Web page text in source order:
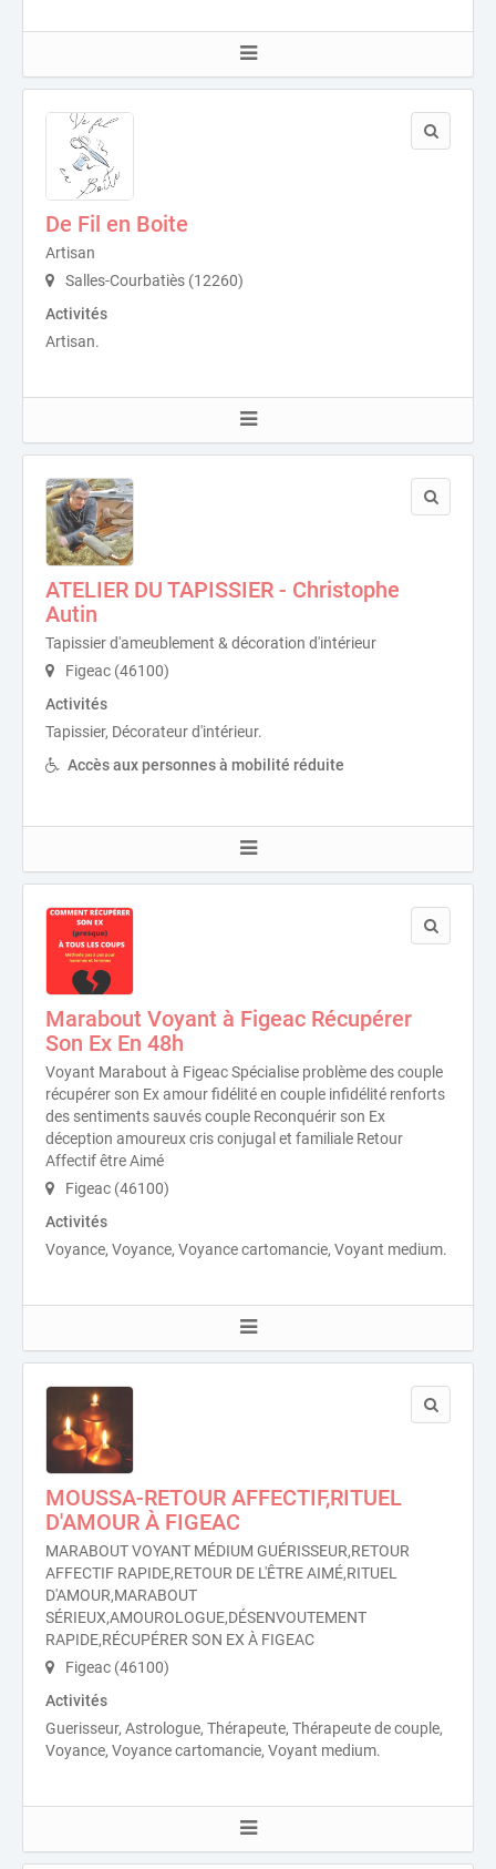
De Fil en Boite
Artisan
Salles-Courbatiès (12260)
Activités
Artisan.
ATELIER DU TAPISSIER - Christophe
Autin
Tapissier d'ameublement & décoration d'intérieur
Figeac (46100)
Activités
Tapissier, Décorateur d'intérieur.
Accès aux personnes à mobilité réduite
Marabout Voyant à Figeac Récupérer
Son Ex En 48h
Voyant Marabout à Figeac Spécialise problème des couple
récupérer son Ex amour fidélité en couple infidélité renforts
des sentiments sauvés couple Reconquérir son Ex
déception amoureux cris conjugal et familiale Retour
Affectif être Aimé
Figeac (46100)
Activités
Voyance, Voyance, Voyance cartomancie, Voyant medium.
MOUSSA-RETOUR AFFECTIF,RITUEL
D'AMOUR À FIGEAC
MARABOUT VOYANT MÉDIUM GUÉRISSEUR,RETOUR
AFFECTIF RAPIDE,RETOUR DE L'ÊTRE AIMÉ,RITUEL
D'AMOUR,MARABOUT
SÉRIEUX,AMOUROLOGUE,DÉSENVOUTEMENT
RAPIDE,RÉCUPÉRER SON EX À FIGEAC
Figeac (46100)
Activités
Guerisseur, Astrologue, Thérapeute, Thérapeute de couple,
Voyance, Voyance cartomancie, Voyant medium.